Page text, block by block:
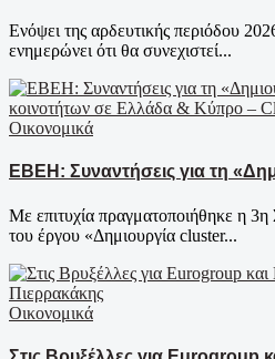
Ενόψει της αρδευτικής περιόδου
ενημερώνει ότι θα συνεχιστεί...
Οικονομικά
EBEH: Συναντήσεις για τη
Με επιτυχία πραγματοποιήθηκε η
του έργου «Δημιουργία cluster...
Οικονομικά